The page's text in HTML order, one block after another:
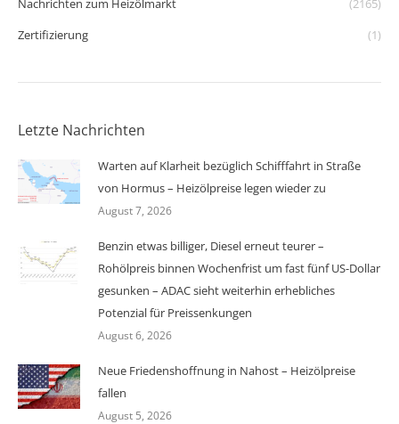
Nachrichten zum Heizölmarkt
(2165)
Zertifizierung
(1)
Letzte Nachrichten
Warten auf Klarheit bezüglich Schifffahrt in Straße
von Hormus – Heizölpreise legen wieder zu
August 7, 2026
Benzin etwas billiger, Diesel erneut teurer –
Rohölpreis binnen Wochenfrist um fast fünf US-Dollar
gesunken – ADAC sieht weiterhin erhebliches
Potenzial für Preissenkungen
August 6, 2026
Neue Friedenshoffnung in Nahost – Heizölpreise
fallen
August 5, 2026